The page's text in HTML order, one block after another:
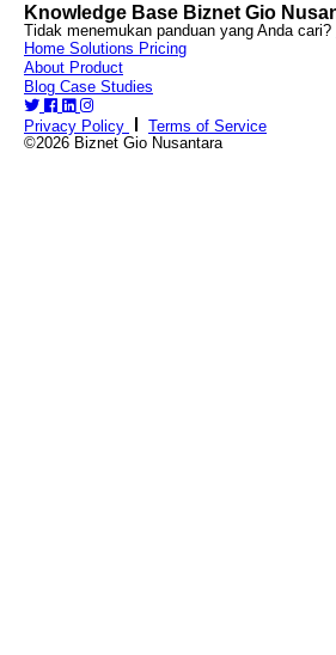
Knowledge Base Biznet Gio
Tidak menemukan panduan yang Anda cari?
Home Solutions Pricing
About Product
Blog Case Studies
Privacy Policy
Terms of Service
©2026 Biznet Gio Nusantara